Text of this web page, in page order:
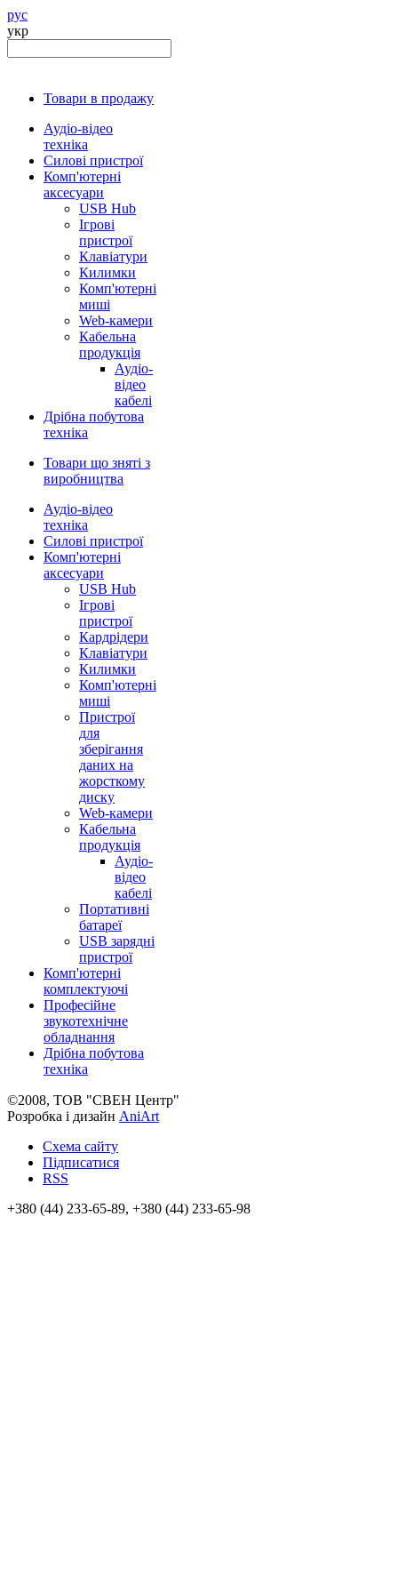
рус
укр
Товари в продажу
Аудіо-відео
техніка
Силові пристрої
Комп'ютерні
аксесуари
USB Hub
Ігрові
пристрої
Клавіатури
Килимки
Комп'ютерні
миші
Web-камери
Кабельна
продукція
Аудіо-
відео
кабелі
Дрібна побутова
техніка
Товари що зняті з
виробництва
Аудіо-відео
техніка
Силові пристрої
Комп'ютерні
аксесуари
USB Hub
Ігрові
пристрої
Кардрідери
Клавіатури
Килимки
Комп'ютерні
миші
Пристрої
для
зберігання
даних на
жорсткому
диску
Web-камери
Кабельна
продукція
Аудіо-
відео
кабелі
Портативні
батареї
USB зарядні
пристрої
Комп'ютерні
комплектуючі
Професійне
звукотехнічне
обладнання
Дрібна побутова
техніка
©2008, ТОВ "СВЕН Центр"
Розробка і дизайн AniArt
Схема сайту
Підписатися
RSS
+380 (44) 233-65-89, +380 (44) 233-65-98